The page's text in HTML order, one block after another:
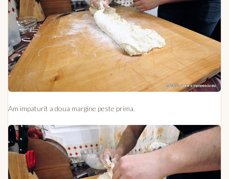
Am impaturit a doua margine peste prima.